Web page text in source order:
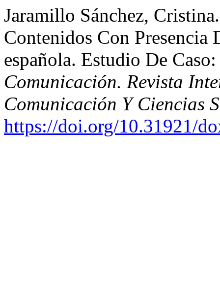
Jaramillo Sánchez,
Contenidos Con Presencia
española. Estudio De
Comunicación. Revista
Comunicación Y Ciencias
https://doi.org/10.31921/